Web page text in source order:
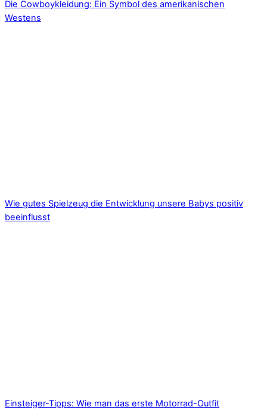
Die Cowboykleidung: Ein Symbol des amerikanischen
Westens
Wie gutes Spielzeug die Entwicklung unsere Babys positiv
beeinflusst
Einsteiger-Tipps: Wie man das erste Motorrad-Outfit